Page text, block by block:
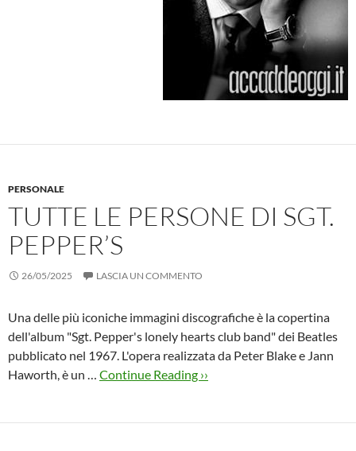
PERSONALE
TUTTE LE PERSONE DI SGT.
PEPPER’S
26/05/2025 LASCIA UN COMMENTO
Una delle più iconiche immagini discografiche è la copertina
dell'album "Sgt. Pepper's lonely hearts club band" dei Beatles
pubblicato nel 1967. L'opera realizzata da Peter Blake e Jann
Haworth, è un … Continue Reading ››